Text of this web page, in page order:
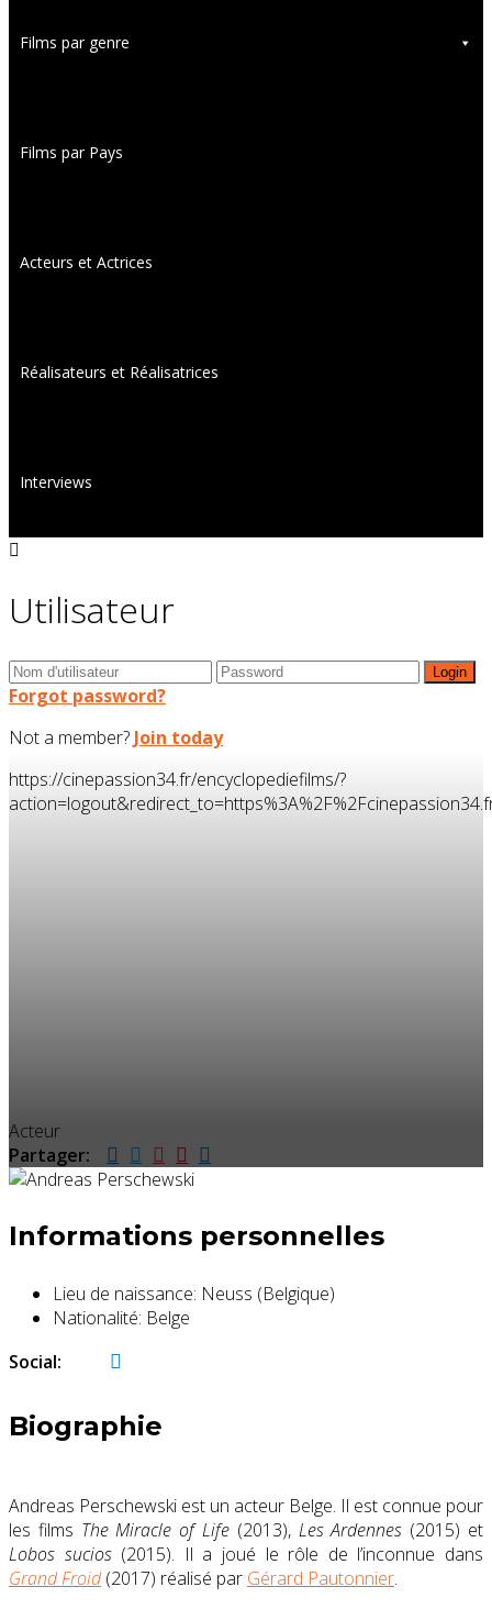
Films par genre
Films par Pays
Acteurs et Actrices
Réalisateurs et Réalisatrices
Interviews
Utilisateur
Forgot password?
Not a member? Join today
https://cinepassion34.fr/encyclopediefilms/?
Acteur
Partager:
Informations personnelles
Lieu de naissance: Neuss (Belgique)
Nationalité: Belge
Social:
Biographie
Andreas Perschewski est un acteur Belge. Il est connue pour
les films The Miracle of Life (2013), Les Ardennes (2015) et
Lobos sucios(2015). Il a joué le rôle de l’inconnue dans
Grand Froid(2017) réalisé par Gérard Pautonnier.